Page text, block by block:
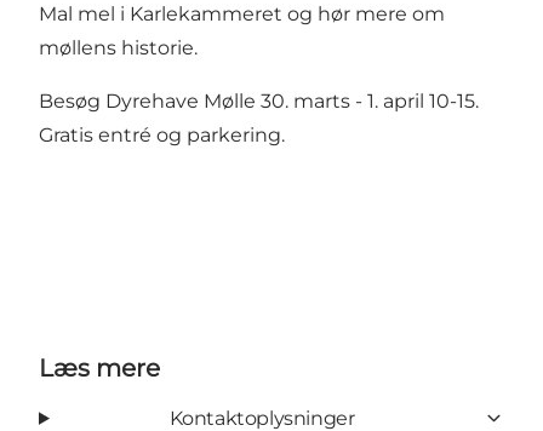
Mal mel i Karlekammeret og hør mere om
møllens historie.
Besøg Dyrehave Mølle 30. marts - 1. april 10-15.
Gratis entré og parkering.
Læs mere
Kontaktoplysninger